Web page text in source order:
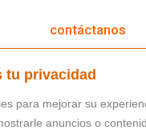
tu privacidad
para mejorar su
anuncios o
contáctanos
766 98 56 /
en nuestras